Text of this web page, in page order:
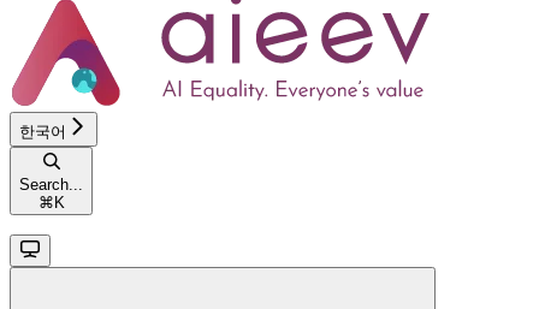
한국어
Search...
⌘ K